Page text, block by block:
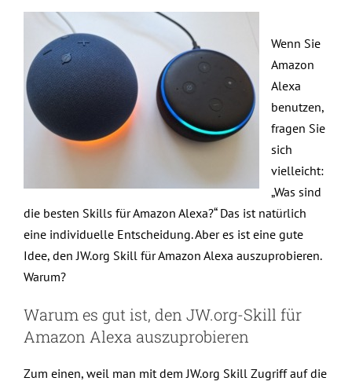
Wenn Sie
Amazon
Alexa
benutzen,
fragen Sie
sich
vielleicht:
„Was sind
die besten Skills für Amazon Alexa?“ Das ist natürlich
eine individuelle Entscheidung. Aber es ist eine gute
Idee, den JW.org Skill für Amazon Alexa auszuprobieren.
Warum?
Warum es gut ist, den JW.org-Skill für
Amazon Alexa auszuprobieren
Zum einen, weil man mit dem JW.org Skill Zugriff auf die